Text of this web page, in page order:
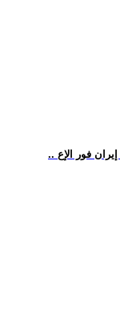
فور الإع